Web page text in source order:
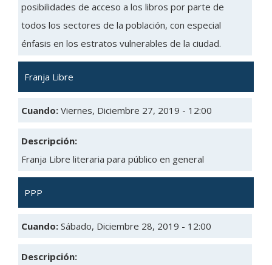
posibilidades de acceso a los libros por parte de
todos los sectores de la población, con especial
énfasis en los estratos vulnerables de la ciudad.
Franja Libre
Cuando: Viernes, Diciembre 27, 2019 - 12:00
Descripción:
Franja Libre literaria para público en general
PPP
Cuando: Sábado, Diciembre 28, 2019 - 12:00
Descripción: